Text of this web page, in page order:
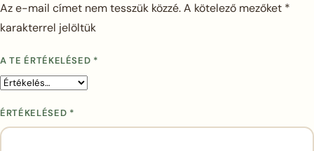
Az e-mail címet nem tesszük közzé.A kötelező mezőket *
karakterrel jelöltük
A TE ÉRTÉKELÉSED *
ÉRTÉKELÉSED *